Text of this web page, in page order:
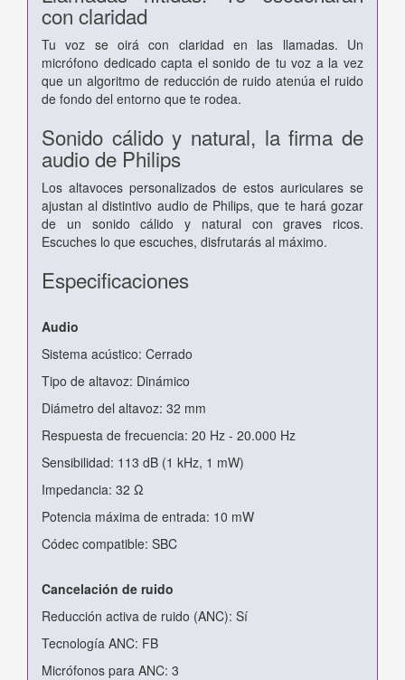
con claridad
Tu voz se oirá con claridad en las llamadas. Un
micrófono dedicado capta el sonido de tu voz a la vez
que un algoritmo de reducción de ruido atenúa el ruido
de fondo del entorno que te rodea.
Sonido cálido y natural, la firma de
audio de Philips
Los altavoces personalizados de estos auriculares se
ajustan al distintivo audio de Philips, que te hará gozar
de un sonido cálido y natural con graves ricos.
Escuches lo que escuches, disfrutarás al máximo.
Especificaciones
Audio
Sistema acústico: Cerrado
Tipo de altavoz: Dinámico
Diámetro del altavoz: 32 mm
Respuesta de frecuencia: 20 Hz - 20.000 Hz
Sensibilidad: 113 dB (1 kHz, 1 mW)
Impedancia: 32 Ω
Potencia máxima de entrada: 10 mW
Códec compatible: SBC
Cancelación de ruido
Reducción activa de ruido (ANC): Sí
Tecnología ANC: FB
Micrófonos para ANC: 3